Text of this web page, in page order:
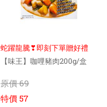
蛇躍龍騰❣即刻下單贈好禮
【味王】咖哩豬肉200g/盒
原價69
特價57